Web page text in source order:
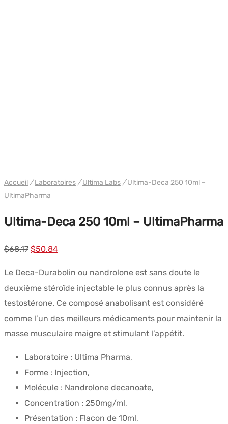
Accueil / Laboratoires / Ultima Labs /Ultima-Deca 250 10ml –
UltimaPharma
Ultima-Deca 250 10ml – UltimaPharma
$68.17 Le
$50.84Le
$50.84.
Le Deca-Durabolin ou nandrolone est sans doute le
deuxième stéroïde injectable le plus connus après la
testostérone. Ce composé anabolisant est considéré
comme l’un des meilleurs médicaments pour maintenir la
masse musculaire maigre et stimulant l’appétit.
Laboratoire : Ultima Pharma,
Forme : Injection,
Molécule : Nandrolone decanoate,
Concentration : 250mg/ml,
Présentation : Flacon de 10ml,